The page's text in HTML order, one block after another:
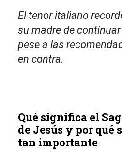
El tenor italiano
su madre de
pese a las
en contra.
Qué significa el
de Jesús y por qué
tan importante